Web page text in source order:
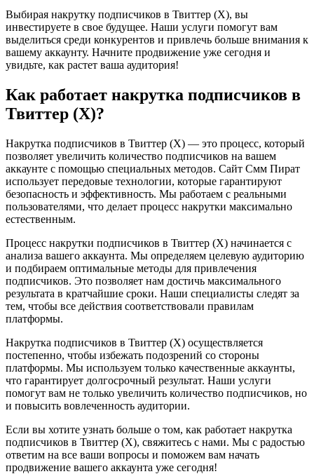
Выбирая накрутку подписчиков в Твиттер (X), вы
инвестируете в свое будущее. Наши услуги помогут вам
выделиться среди конкурентов и привлечь больше внимания к
вашему аккаунту. Начните продвижение уже сегодня и
увидьте, как растет ваша аудитория!
Как работает накрутка подписчиков в
Твиттер (X)?
Накрутка подписчиков в Твиттер (X) — это процесс, который
позволяет увеличить количество подписчиков на вашем
аккаунте с помощью специальных методов. Сайт Смм Пират
использует передовые технологии, которые гарантируют
безопасность и эффективность. Мы работаем с реальными
пользователями, что делает процесс накрутки максимально
естественным.
Процесс накрутки подписчиков в Твиттер (X) начинается с
анализа вашего аккаунта. Мы определяем целевую аудиторию
и подбираем оптимальные методы для привлечения
подписчиков. Это позволяет нам достичь максимального
результата в кратчайшие сроки. Наши специалисты следят за
тем, чтобы все действия соответствовали правилам
платформы.
Накрутка подписчиков в Твиттер (X) осуществляется
постепенно, чтобы избежать подозрений со стороны
платформы. Мы используем только качественные аккаунты,
что гарантирует долгосрочный результат. Наши услуги
помогут вам не только увеличить количество подписчиков, но
и повысить вовлеченность аудитории.
Если вы хотите узнать больше о том, как работает накрутка
подписчиков в Твиттер (X), свяжитесь с нами. Мы с радостью
ответим на все ваши вопросы и поможем вам начать
продвижение вашего аккаунта уже сегодня!